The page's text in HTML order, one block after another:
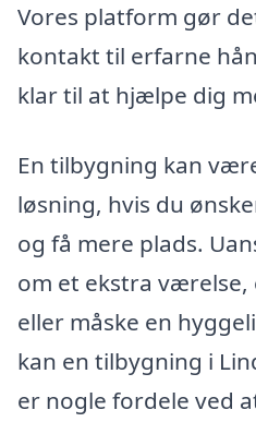
Vores platform gør
kontakt til erfarne
klar til at hjælpe dig
En tilbygning kan
løsning, hvis du
og få mere plads.
om et ekstra værelse,
eller måske en
kan en tilbygning i
er nogle fordele ved